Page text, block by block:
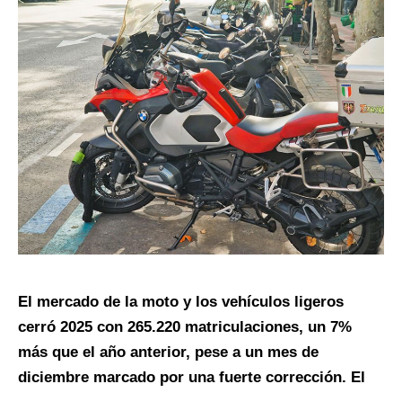
El mercado de la moto y los vehículos ligeros
cerró 2025 con 265.220 matriculaciones, un 7%
más que el año anterior, pese a un mes de
diciembre marcado por una fuerte corrección. El